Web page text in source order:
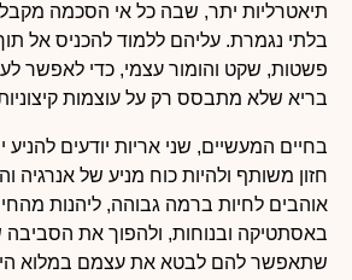
תיאטרליות יתר, שבה כל אי הסכמה
בלתי נגמרת. עליהם ללמוד להכניס אל
פשטות, שקט והומור עצמי, כדי לאפשר
בריא שלא מתבסס רק על עוצמות
בחיים המעשיים, שני אריות יודעים להניע
חזון משותף ולהיות כוח מניע של אנרגיה
אוהבים לחיות ברמה גבוהה, ליהנות
באסתטיקה ובנוחות, ולהפוך את
שתאפשר להם לבטא את עצמם במלוא